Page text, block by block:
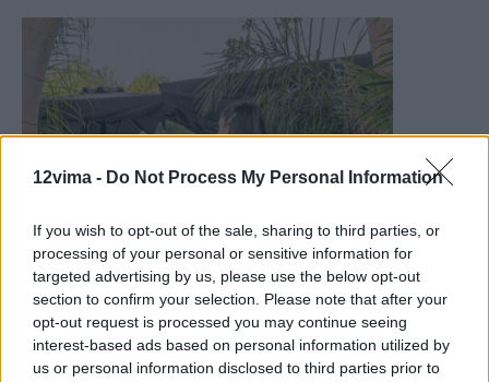
12vima - Do Not Process My Personal Information
If you wish to opt-out of the sale, sharing to third parties, or
processing of your personal or sensitive information for
targeted advertising by us, please use the below opt-out
section to confirm your selection. Please note that after your
opt-out request is processed you may continue seeing
interest-based ads based on personal information utilized by
us or personal information disclosed to third parties prior to